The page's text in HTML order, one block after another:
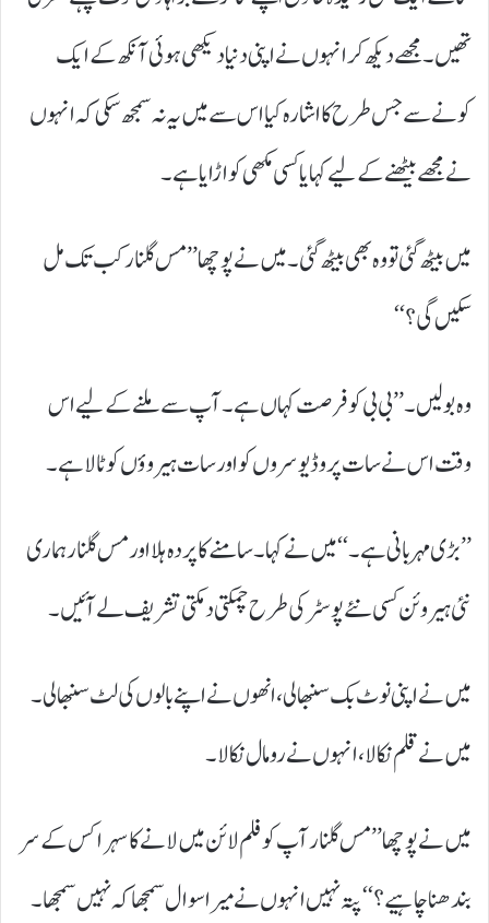
تھیں۔ مجھے دیکھ کر انہوں نے اپنی دنیا دیکھی ہوئی آنکھ کے ایک
کونے سے جس طرح کا اشارہ کیا اس سے میں یہ نہ سمجھ سکی کہ انہوں
نے مجھے بیٹھنے کے لیے کہا یا کسی مکھی کو اڑایا ہے۔
میں بیٹھ گئی تو وہ بھی بیٹھ گئی۔ میں نے پوچھا ’’مس گلنار کب تک مل
سکیں گی؟‘‘
وہ بولیں۔ ’’بی بی کو فرصت کہاں ہے۔ آپ سے ملنے کے لیے اس
وقت اس نے سات پروڈیوسروں کو اور سات ہیروؤں کو ٹالا ہے۔
’’بڑی مہربانی ہے۔‘‘ میں نے کہا۔ سامنے کا پردہ ہلا اور مس گلنار ہماری
نئی ہیروئن کسی نئے پوسٹر کی طرح چمکتی دمکتی تشریف لے آئیں۔
میں نے اپنی نوٹ بک سنبھالی، انھوں نے اپنے بالوں کی لٹ سنبھالی۔
میں نے قلم نکالا، انہوں نے رومال نکالا۔
میں نے پوچھا ’’مس گلنار آپ کو فلم لائن میں لانے کا سہرا کس کے سر
بندھنا چاہیے؟‘‘ پتہ نہیں انہوں نے میرا سوال سمجھا کہ نہیں سمجھا۔